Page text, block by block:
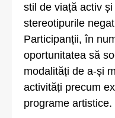
stil de viață activ
stereotipurile
Participanții, în
oportunitatea să
modalități de a-și
activități precum
programe artistice.